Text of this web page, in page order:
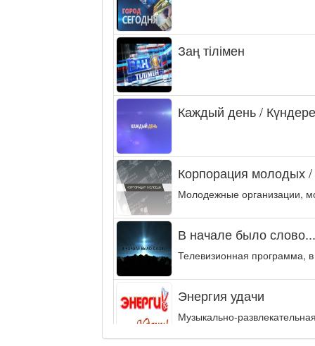
Заң тілімен
Каждый день /
Корпорация молодых
Молодежные организации,
В начале было слово...
Телевизионная программа,
Энергия удачи
Музыкально-